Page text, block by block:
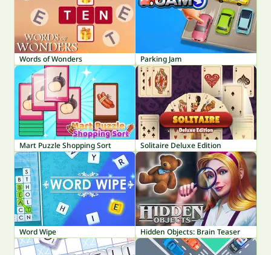
Words of Wonders Parking Jam
Mart Puzzle Shopping Sort Solitaire Deluxe Edition
Word Wipe Hidden Objects: Brain Teaser